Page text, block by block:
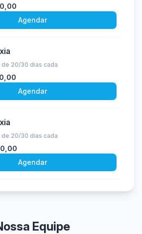
Agendar
20/30 dias cada
Agendar
20/30 dias cada
Agendar
Equipe